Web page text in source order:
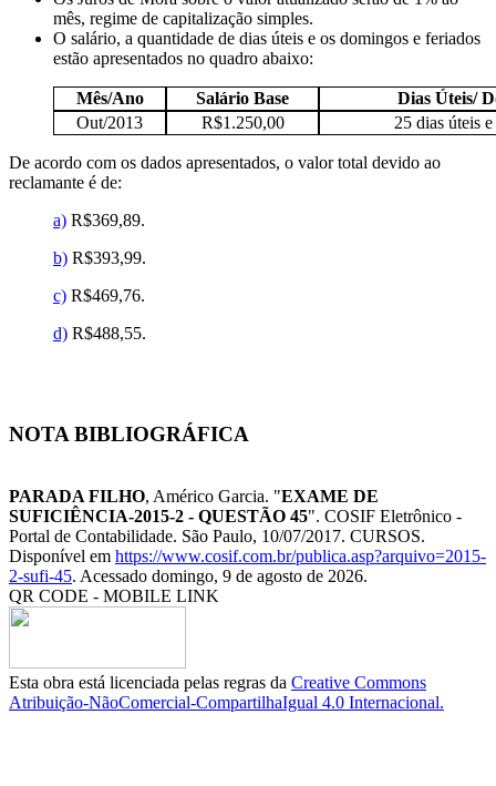
mês, regime de capitalização simples.
O salário, a quantidade de dias úteis e os domingos e feriados
estão apresentados no quadro abaixo:
Mês/Ano Salário Base
Dias Úteis/
Out/2013
R$1.250,00 25 dias úteis
De acordo com os dados apresentados, o valor total devido ao
reclamante é de:
a) R$369,89.
b) R$393,99.
c) R$469,76.
d) R$488,55.
NOTA BIBLIOGRÁFICA
PARADA FILHO, Américo Garcia. "EXAME DE
SUFICIÊNCIA-2015-2 - QUESTÃO 45". COSIF Eletrônico -
Portal de Contabilidade. São Paulo, 10/07/2017. CURSOS.
Disponível em https://www.cosif.com.br/publica.asp?arquivo=2015-
2-sufi-45. Acessado domingo, 9 de agosto de 2026.
QR CODE - MOBILE LINK
Esta obra está licenciada pelas regras da Creative Commons
Atribuição-NãoComercial-CompartilhaIgual 4.0 Internacional.